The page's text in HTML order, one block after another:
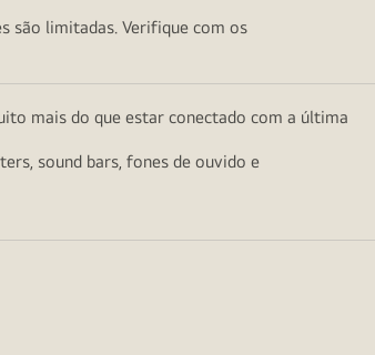
são limitadas. Verifique com os
mais do que estar conectado com a última
sound bars, fones de ouvido e